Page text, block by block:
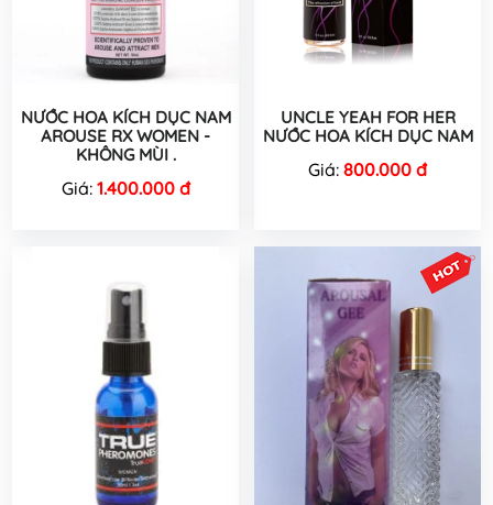
NƯỚC HOA KÍCH DỤC NAM
AROUSE RX WOMEN -
KHÔNG MÙI .
Giá: 1.400.000 đ
UNCLE YEAH FOR HER
NƯỚC HOA KÍCH DỤC NAM
Giá: 800.000 đ